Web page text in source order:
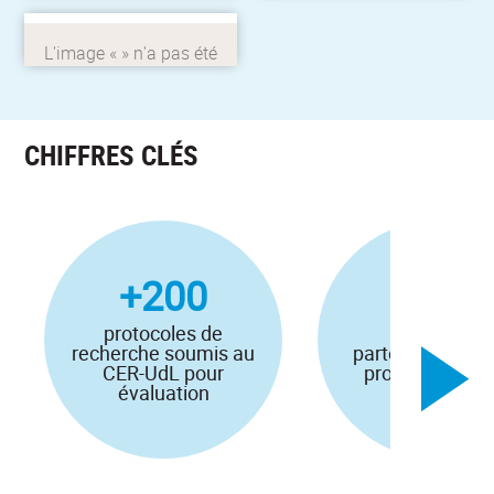
Projet LUDIMOODLE+
CHIFFRES CLÉS
+200
protocoles de
recherche soumis au
CER-UdL pour
évaluation
partenaires
projet